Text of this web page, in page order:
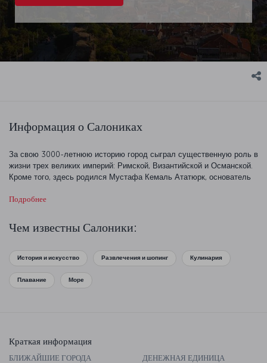
Информация о Салониках
За свою 3000-летнюю историю город сыграл существенную роль в
жизни трех великих империй: Римской, Византийской и Османской.
Кроме того, здесь родился Мустафа Кемаль Ататюрк, основатель
турок. Город, расположенный на берегах залива Термаикос,
достопримечательностей и святынь расположены в старом городе.
Объявляем посадку на рейс в Салоники!
Подробнее
Чем известны Салоники:
История и искусство Развлечения и шопинг Кулинария
Плавание Море
Краткая информация
БЛИЖАЙШИЕ ГОРОДА
ДЕНЕЖНАЯ ЕДИНИЦА